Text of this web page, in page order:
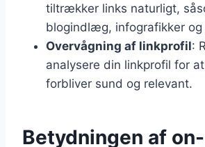
tiltrækker links naturligt,
blogindlæg, infografikker og
Overvågning af linkprofil:
analysere din linkprofil for
forbliver sund og relevant.
Betydningen af